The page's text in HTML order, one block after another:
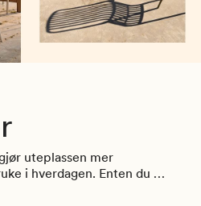
uteplassen mer
i hverdagen. Enten du
i solen eller til lange